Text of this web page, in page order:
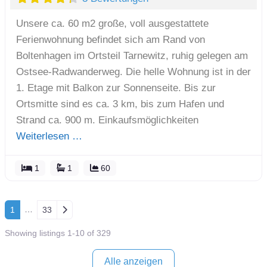
Unsere ca. 60 m2 große, voll ausgestattete
Ferienwohnung befindet sich am Rand von
Boltenhagen im Ortsteil Tarnewitz, ruhig gelegen am
Ostsee-Radwanderweg. Die helle Wohnung ist in der
1. Etage mit Balkon zur Sonnenseite. Bis zur
Ortsmitte sind es ca. 3 km, bis zum Hafen und
Strand ca. 900 m. Einkaufsmöglichkeiten
Weiterlesen …
1 1 60
Posts navigation
1 … 33 Ältere Beiträge
Showing listings 1-10 of 329
Alle anzeigen